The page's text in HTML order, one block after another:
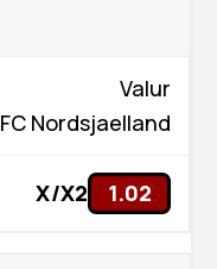
Valur
FC Nordsjaelland
X/X2 1.02